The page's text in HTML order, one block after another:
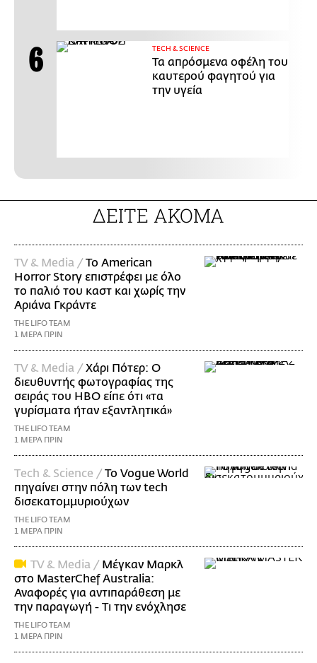
ΤECH & SCIENCE
Τα απρόσμενα οφέλη του
καυτερού φαγητού για
την υγεία
ΔΕΙΤΕ ΑΚΟΜΑ
TV & Media /Το American
Horror Story επιστρέφει με όλο
το παλιό του καστ και χωρίς την
Αριάνα Γκράντε
THE LIFO TEAM
1 ΜΕΡΑ ΠΡΙΝ
TV & Media /Χάρι Πότερ: Ο
διευθυντής φωτογραφίας της
σειράς του HBO είπε ότι «τα
γυρίσματα ήταν εξαντλητικά»
THE LIFO TEAM
1 ΜΕΡΑ ΠΡΙΝ
Τech & Science /Το Vogue World
πηγαίνει στην πόλη των tech
δισεκατομμυριούχων
THE LIFO TEAM
1 ΜΕΡΑ ΠΡΙΝ
TV & Media / Μέγκαν Μαρκλ
στο MasterChef Australia:
Αναφορές για αντιπαράθεση με
την παραγωγή - Τι την ενόχλησε
THE LIFO TEAM
1 ΜΕΡΑ ΠΡΙΝ